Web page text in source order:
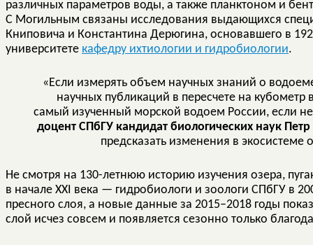
различных параметров воды, а также планктоном и
С Могильным связаны исследования выдающихся
Книповича и Константина Дерюгина, основавшего в
университете кафедру ихтиологии и гидробиологии.
«Если измерять объем научных знаний о
научных публикаций в пересчете на
самый изученный морской водоем России, если
доцент СПбГУ кандидат биологических наук
предсказать изменения в
Не смотря на 130-летнюю историю изучения озера,
в начале XXI века — гидробиологи и зоологи СПбГУ в
пресного слоя, а новые данные за 2015–2018 годы
слой исчез совсем и появляется сезонно только